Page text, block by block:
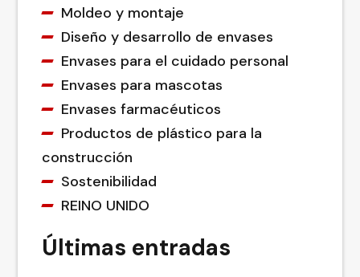
Moldeo y montaje
Diseño y desarrollo de envases
Envases para el cuidado personal
Envases para mascotas
Envases farmacéuticos
Productos de plástico para la
construcción
Sostenibilidad
REINO UNIDO
Últimas entradas